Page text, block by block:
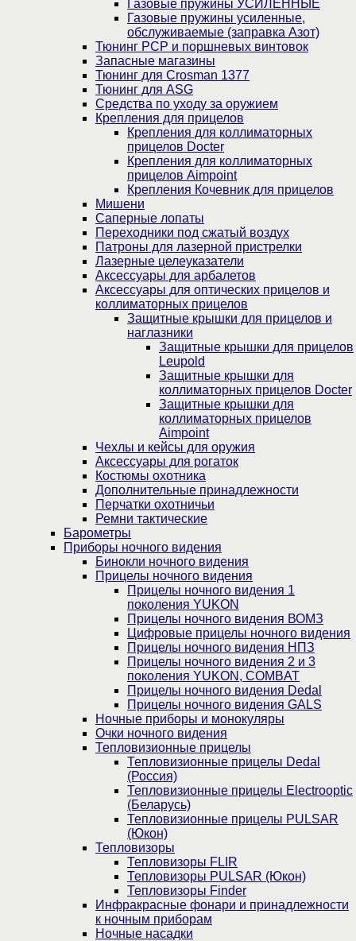
Газовые пружины УСИЛЕННЫЕ
Газовые пружины усиленные,
обслуживаемые (заправка Азот)
Тюнинг PCP и поршневых винтовок
Запасные магазины
Тюнинг для Crosman 1377
Тюнинг для ASG
Средства по уходу за оружием
Крепления для прицелов
Крепления для коллиматорных
прицелов Docter
Крепления для коллиматорных
прицелов Aimpoint
Крепления Кочевник для прицелов
Мишени
Саперные лопаты
Переходники под сжатый воздух
Патроны для лазерной пристрелки
Лазерные целеуказатели
Аксессуары для арбалетов
Аксессуары для оптических прицелов и
коллиматорных прицелов
Защитные крышки для прицелов и
наглазники
Защитные крышки для прицелов
Leupold
Защитные крышки для
коллиматорных прицелов Docter
Защитные крышки для
коллиматорных прицелов
Aimpoint
Чехлы и кейсы для оружия
Аксессуары для рогаток
Костюмы охотника
Дополнительные принадлежности
Перчатки охотничьи
Ремни тактические
Барометры
Приборы ночного видения
Бинокли ночного видения
Прицелы ночного видения
Прицелы ночного видения 1
поколения YUKON
Прицелы ночного видения ВОМЗ
Цифровые прицелы ночного видения
Прицелы ночного видения НПЗ
Прицелы ночного видения 2 и 3
поколения YUKON, COMBAT
Прицелы ночного видения Dedal
Прицелы ночного видения GALS
Ночные приборы и монокуляры
Очки ночного видения
Тепловизионные прицелы
Тепловизионные прицелы Dedal
(Россия)
Тепловизионные прицелы Electrooptic
(Беларусь)
Тепловизионные прицелы PULSAR
(Юкон)
Тепловизоры
Тепловизоры FLIR
Тепловизоры PULSAR (Юкон)
Тепловизоры Finder
Инфракрасные фонари и принадлежности
к ночным приборам
Ночные насадки